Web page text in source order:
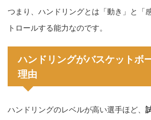
つまり、ハンドリングとは「動き」と「
トロールする能力なのです。
ハンドリングがバスケットボ
理由
ハンドリングのレベルが高い選手ほど、